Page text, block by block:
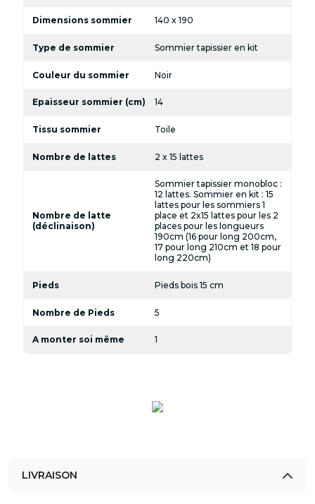
Dimensions sommier 140 x 190
Type de sommier Sommier tapissier en kit
Couleur du sommier Noir
Epaisseur sommier (cm) 14
Tissu sommier Toile
Nombre de lattes 2 x 15 lattes
Nombre de latte
(déclinaison)
Sommier tapissier monobloc :
12 lattes. Sommier en kit : 15
lattes pour les sommiers 1
place et 2x15 lattes pour les 2
places pour les longueurs
190cm (16 pour long 200cm,
17 pour long 210cm et 18 pour
long 220cm)
Pieds Pieds bois 15 cm
Nombre de Pieds 5
A monter soi même 1
LIVRAISON